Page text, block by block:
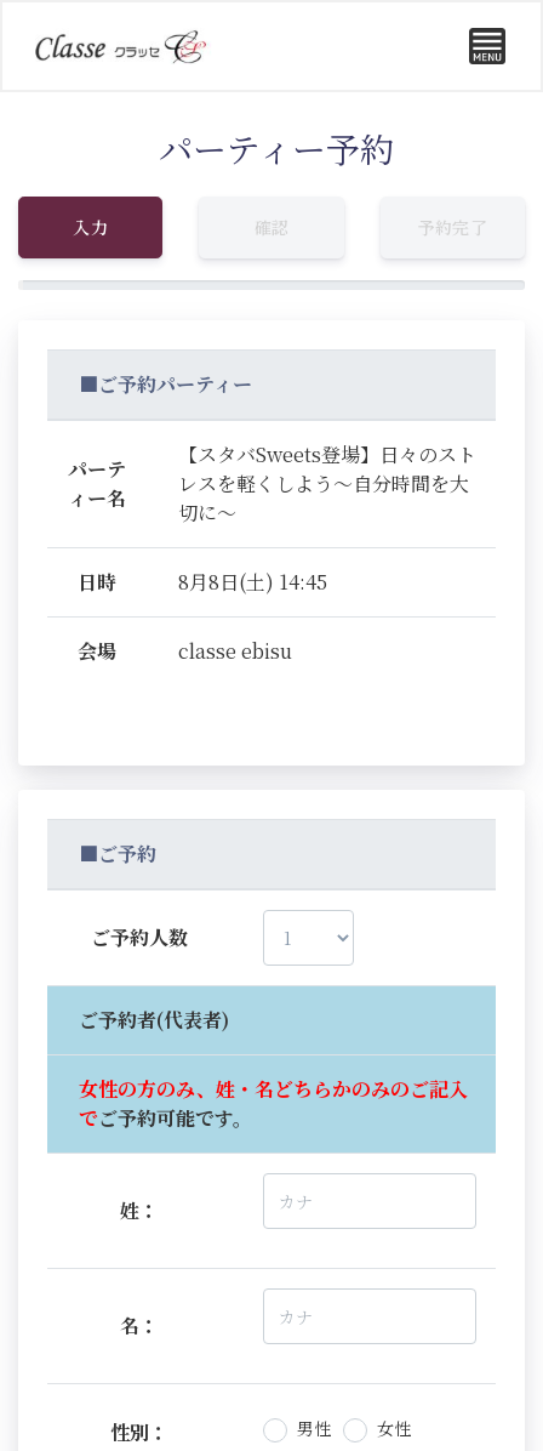
パーティー予約
入力 確認 予約完了
■ご予約パーティー
パーテ
ィー名
【スタバSweets登場】日々のスト
レスを軽くしよう～自分時間を大
切に～
日時 8月8日(土) 14:45
会場 classe ebisu
■ご予約
ご予約人数
ご予約者(代表者)
女性の方のみ、姓・名どちらかのみのご記入
でご予約可能です。
姓：
名：
性別： 男性 女性